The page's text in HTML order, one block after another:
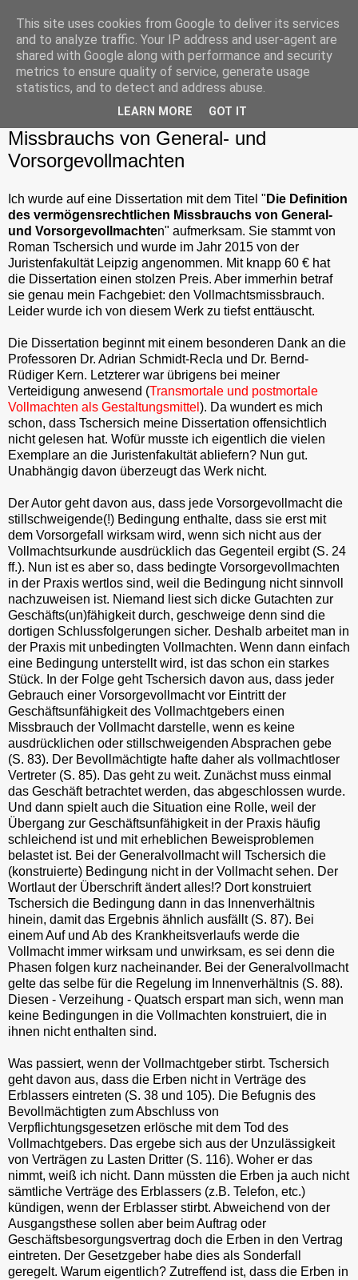
Donnerstag, 5. Mai 2016
Rezension: Roman Tschersich: Die
Definition des vermögensrechtlichen
Missbrauchs von General- und
Vorsorgevollmachten
Ich wurde auf eine Dissertation mit dem Titel " Die Definition
des vermögensrechtlichen Missbrauchs von General-
und Vorsorgevollmachten" aufmerksam. Sie stammt von
Roman Tschersich und wurde im Jahr 2015 von der
Juristenfakultät Leipzig angenommen. Mit knapp 60 € hat
die Dissertation einen stolzen Preis. Aber immerhin betraf
sie genau mein Fachgebiet: den Vollmachtsmissbrauch.
Leider wurde ich von diesem Werk zu tiefst enttäuscht.
Die Dissertation beginnt mit einem besonderen Dank an die
Professoren Dr. Adrian Schmidt-Recla und Dr. Bernd-
Rüdiger Kern. Letzterer war übrigens bei meiner
Verteidigung anwesend (Transmortale und postmortale
Vollmachten als Gestaltungsmittel ). Da wundert es mich
schon, dass Tschersich meine Dissertation offensichtlich
nicht gelesen hat. Wofür musste ich eigentlich die vielen
Exemplare an die Juristenfakultät abliefern? Nun gut.
Unabhängig davon überzeugt das Werk nicht.
Der Autor geht davon aus, dass jede Vorsorgevollmacht die
stillschweigende(!) Bedingung enthalte, dass sie erst mit
dem Vorsorgefall wirksam wird, wenn sich nicht aus der
Vollmachtsurkunde ausdrücklich das Gegenteil ergibt (S. 24
ff.). Nun ist es aber so, dass bedingte Vorsorgevollmachten
in der Praxis wertlos sind, weil die Bedingung nicht sinnvoll
nachzuweisen ist. Niemand liest sich dicke Gutachten zur
Geschäfts(un)fähigkeit durch, geschweige denn sind die
dortigen Schlussfolgerungen sicher. Deshalb arbeitet man in
der Praxis mit unbedingten Vollmachten. Wenn dann einfach
eine Bedingung unterstellt wird, ist das schon ein starkes
Stück. In der Folge geht Tschersich davon aus, dass jeder
Gebrauch einer Vorsorgevollmacht vor Eintritt der
Geschäftsunfähigkeit des Vollmachtgebers einen
Missbrauch der Vollmacht darstelle, wenn es keine
ausdrücklichen oder stillschweigenden Absprachen gebe
(S. 83). Der Bevollmächtigte hafte daher als vollmachtloser
Vertreter (S. 85). Das geht zu weit. Zunächst muss einmal
das Geschäft betrachtet werden, das abgeschlossen wurde.
Und dann spielt auch die Situation eine Rolle, weil der
Übergang zur Geschäftsunfähigkeit in der Praxis häufig
schleichend ist und mit erheblichen Beweisproblemen
belastet ist. Bei der Generalvollmacht will Tschersich die
(konstruierte) Bedingung nicht in der Vollmacht sehen. Der
Wortlaut der Überschrift ändert alles!? Dort konstruiert
Tschersich die Bedingung dann in das Innenverhältnis
hinein, damit das Ergebnis ähnlich ausfällt (S. 87). Bei
einem Auf und Ab des Krankheitsverlaufs werde die
Vollmacht immer wirksam und unwirksam, es sei denn die
Phasen folgen kurz nacheinander. Bei der Generalvollmacht
gelte das selbe für die Regelung im Innenverhältnis (S. 88).
Diesen - Verzeihung - Quatsch erspart man sich, wenn man
keine Bedingungen in die Vollmachten konstruiert, die in
ihnen nicht enthalten sind.
Was passiert, wenn der Vollmachtgeber stirbt. Tschersich
geht davon aus, dass die Erben nicht in Verträge des
Erblassers eintreten (S. 38 und 105). Die Befugnis des
Bevollmächtigten zum Abschluss von
Verpflichtungsgesetzen erlösche mit dem Tod des
Vollmachtgebers. Das ergebe sich aus der Unzulässigkeit
von Verträgen zu Lasten Dritter (S. 116). Woher er das
nimmt, weiß ich nicht. Dann müssten die Erben ja auch nicht
sämtliche Verträge des Erblassers (z.B. Telefon, etc.)
kündigen, wenn der Erblasser stirbt. Abweichend von der
Ausgangsthese sollen aber beim Auftrag oder
Geschäftsbesorgungsvertrag doch die Erben in den Vertrag
eintreten. Der Gesetzgeber habe dies als Sonderfall
geregelt. Warum eigentlich? Zutreffend ist, dass die Erben in
This site uses cookies from Google to deliver its services
and to analyze traffic. Your IP address and user-agent are
shared with Google along with performance and security
metrics to ensure quality of service, generate usage
statistics, and to detect and address abuse.
LEARN MORE GOT IT